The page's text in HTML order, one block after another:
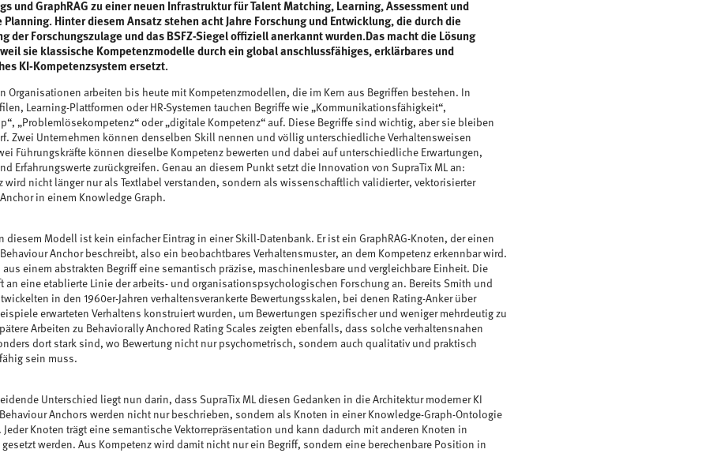
und GraphRAG zu einer neuen Infrastruktur für Talent Matching, Learning, Assessment und
Planning. Hinter diesem Ansatz stehen acht Jahre Forschung und Entwicklung, die durch die
der Forschungszulage und das BSFZ-Siegel offiziell anerkannt wurden.Das macht die Lösung
sie klassische Kompetenzmodelle durch ein global anschlussfähiges, erklärbares und
KI-Kompetenzsystem ersetzt.
Organisationen arbeiten bis heute mit Kompetenzmodellen, die im Kern aus Begriffen bestehen. In
Learning-Plattformen oder HR-Systemen tauchen Begriffe wie „Kommunikationsfähigkeit“,
„Problemlösekompetenz“ oder „digitale Kompetenz“ auf. Diese Begriffe sind wichtig, aber sie bleiben
Zwei Unternehmen können denselben Skill nennen und völlig unterschiedliche Verhaltensweisen
Führungskräfte können dieselbe Kompetenz bewerten und dabei auf unterschiedliche Erwartungen,
Erfahrungswerte zurückgreifen. Genau an diesem Punkt setzt die Innovation von SupraTix ML an:
wird nicht länger nur als Textlabel verstanden, sondern als wissenschaftlich validierter, vektorisierter
in einem Knowledge Graph.
diesem Modell ist kein einfacher Eintrag in einer Skill-Datenbank. Er ist ein GraphRAG-Knoten, der einen
Anchor beschreibt, also ein beobachtbares Verhaltensmuster, an dem Kompetenz erkennbar wird.
aus einem abstrakten Begriff eine semantisch präzise, maschinenlesbare und vergleichbare Einheit. Die
an eine etablierte Linie der arbeits- und organisationspsychologischen Forschung an. Bereits Smith und
in den 1960er-Jahren verhaltensverankerte Bewertungsskalen, bei denen Rating-Anker über
erwarteten Verhaltens konstruiert wurden, um Bewertungen spezifischer und weniger mehrdeutig zu
Arbeiten zu Behaviorally Anchored Rating Scales zeigten ebenfalls, dass solche verhaltensnahen
dort stark sind, wo Bewertung nicht nur psychometrisch, sondern auch qualitativ und praktisch
sein muss.
Unterschied liegt nun darin, dass SupraTix ML diesen Gedanken in die Architektur moderner KI
Anchors werden nicht nur beschrieben, sondern als Knoten in einer Knowledge-Graph-Ontologie
Knoten trägt eine semantische Vektorrepräsentation und kann dadurch mit anderen Knoten in
gesetzt werden. Aus Kompetenz wird damit nicht nur ein Begriff, sondern eine berechenbare Position in